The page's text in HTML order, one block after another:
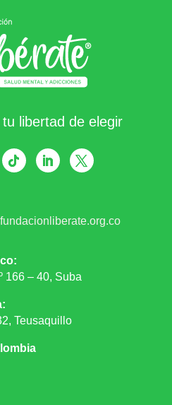
libertad de elegir
166 – 40, Suba
Teusaquillo